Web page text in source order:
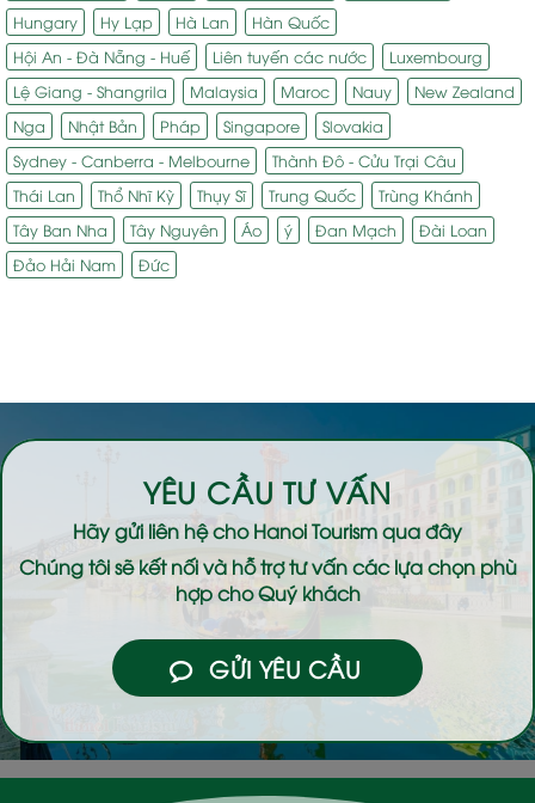
Hungary
Hy Lạp Hà Lan
Hàn Quốc
Hội An - Đà Nẵng - Huế
Liên tuyến các nước
Luxembourg
Lệ Giang - Shangrila
Malaysia Maroc Nauy
New Zealand
Nga
Nhật Bản Pháp Singapore
Slovakia
Sydney - Canberra - Melbourne
Thành Đô - Cửu Trại Câu
Thái Lan
Thổ Nhĩ Kỳ Thụy Sĩ Trung Quốc
Trùng Khánh
Tây Ban Nha
Tây Nguyên Áo ý Đan Mạch
Đài Loan
Đảo Hải Nam
Đức
YÊU CẦU TƯ VẤN
Hãy gửi liên hệ choHanoi Tourismqua đây
Chúng tôi sẽ kết nối và hỗ trợ tư vấn các lựa chọn phù
hợp cho Quý khách
GỬI YÊU CẦU